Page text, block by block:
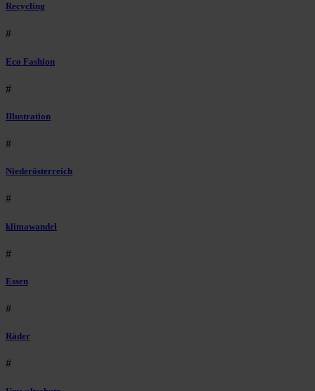
Recycling
#
Eco Fashion
#
Illustration
#
Niederösterreich
#
klimawandel
#
Essen
#
Räder
#